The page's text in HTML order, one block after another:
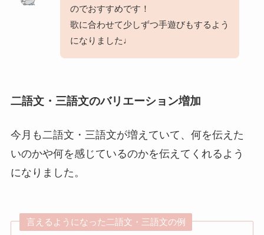
のでおすすめです！
歌に合わせて少しずつ手遊びもするよう
になりました♩
二語文・三語文のバリエーション増加
今月も二語文・三語文が増えていて、何を伝えた
いのかや何を感じているのかを伝えてくれるよう
になりました。
言えるようになった二語文・三語文の例